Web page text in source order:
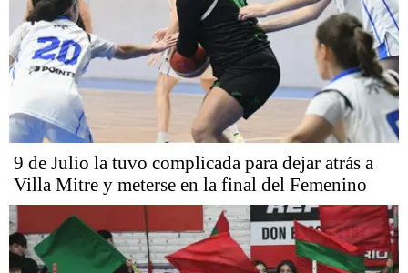
9 de Julio la tuvo complicada para dejar atrás a
Villa Mitre y meterse en la final del Femenino